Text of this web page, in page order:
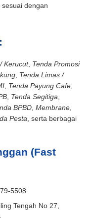
dengan
Kerucut, Tenda Promosi
Tenda Limas /
Tenda Payung Cafe
Tenda Segitiga
BPBD Membrane
Pesta , serta berbagai
(Fast
5508
Tengah No 27,